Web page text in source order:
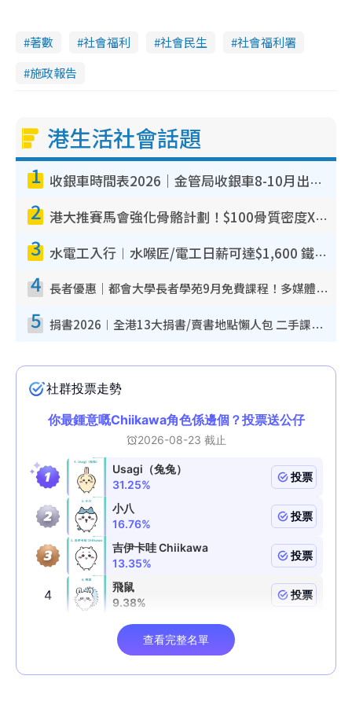
n
m
e
著數 社會福利 社會民生
社會福利署
施政報告
港生活社會話題
1 收銀車時間表2026｜金管局收銀車8-10月出沒地點+時間！無須手續費！硬幣免費轉現鈔或增值至八達通
2 港大推賽馬會強化骨骼計劃！$100骨質密度X光檢查 完成免費運動訓練送超市禮券！附參加資格
3 水電工入行︱水喉匠/電工日薪可達$1,600 鐵飯碗職業難被AI取代！附薪酬參考＋入行考牌途徑
4 長者優惠｜都會大學長者學苑9月免費課程！多媒體/微電影創作/網絡安全 附報名方法教學
5 捐書2026︱全港13大捐書/賣書地點懶人包 二手課本最高$150＋舊書換免費咖啡/戲票